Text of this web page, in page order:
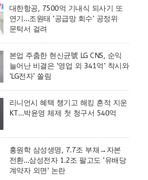
대한항공, 7500억 기내식 되사기 또
연기…조원태 ‘공급망 회수’ 공정위
문턱서 걸려
본업 주춤한 현신균號 LG CNS, 순익
늘어난 비결은 ‘영업 외 341억’ 착시와
‘LG전자’ 쏠림
리니언시 혜택 챙기고 해킹 흔적 지운
KT…박윤영 체제 첫 청구서 540억
홍원학 삼성생명, 7.7조 부채→자본
전환…삼성전자 1.2조 팔고도 ‘유배당
계약자 외면’ 논란